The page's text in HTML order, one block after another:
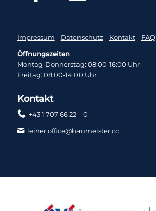
Impressum Datenschutz Kontakt FAQ
Öffnungszeiten
Montag-Donnerstag: 08:00-16:00 Uhr
Freitag: 08:00-14:00 Uhr
Kontakt
+43 1 707 66 22 – 0
leiner.office@baumeister.cc